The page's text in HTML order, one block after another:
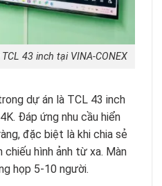
43 inch tại VINA-CONEX
dự án là TCL 43 inch
Đáp ứng nhu cầu hiển
đặc biệt là khi chia sẻ
hình ảnh từ xa. Màn
họp 5-10 người.